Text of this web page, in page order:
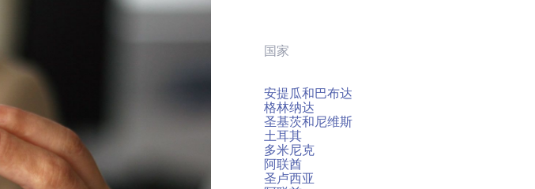
国家
安提瓜和巴布达
格林纳达
圣基茨和尼维斯
土耳其
多米尼克
阿联酋
圣卢西亚